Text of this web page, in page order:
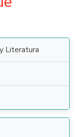
Literatura